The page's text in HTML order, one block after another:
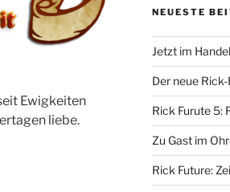
Ewigkeiten
liebe.
NEUESTE
Jetzt im
Der neue
Rick Furute 5:
Zu Gast im
Rick Future: